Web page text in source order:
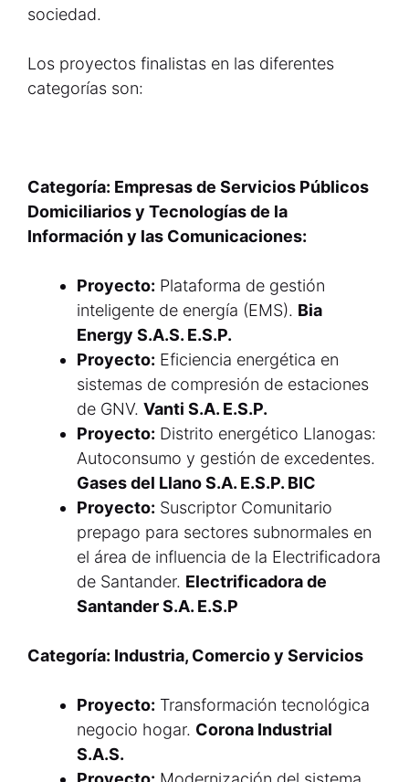
sociedad.
Los proyectos finalistas en las diferentes
categorías son:
Categoría: Empresas de Servicios Públicos
Domiciliarios y Tecnologías de la
Información y las Comunicaciones:
Proyecto: Plataforma de gestión
inteligente de energía (EMS). Bia
Energy S.A.S. E.S.P.
Proyecto: Eficiencia energética en
sistemas de compresión de estaciones
de GNV. Vanti S.A. E.S.P.
Proyecto: Distrito energético Llanogas:
Autoconsumo y gestión de excedentes.
Gases del Llano S.A. E.S.P. BIC
Proyecto: Suscriptor Comunitario
prepago para sectores subnormales en
el área de influencia de la Electrificadora
de Santander. Electrificadora de
Santander S.A. E.S.P
Categoría: Industria, Comercio y Servicios
Proyecto: Transformación tecnológica
negocio hogar. Corona Industrial
S.A.S.